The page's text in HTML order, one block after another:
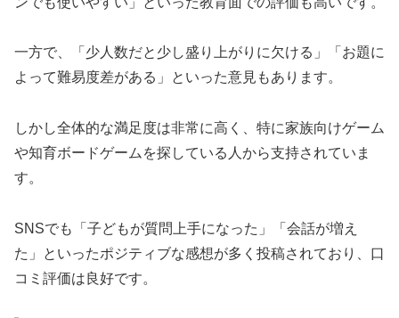
一方で、「少人数だと少し盛り上がりに欠ける」「お題に
よって難易度差がある」といった意見もあります。
しかし全体的な満足度は非常に高く、特に家族向けゲーム
や知育ボードゲームを探している人から支持されていま
す。
SNSでも「子どもが質問上手になった」「会話が増え
た」といったポジティブな感想が多く投稿されており、口
コミ評価は良好です。